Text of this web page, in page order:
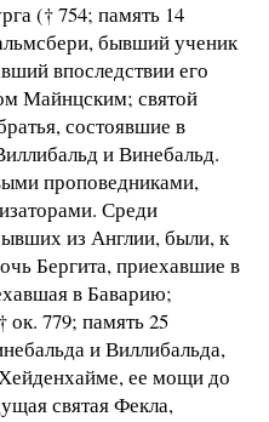
(† 754; память 14
бывший ученик
впоследствии его
Майнцским; святой
состоявшие в
и Винебальд.
проповедниками,
Среди
из Англии, были, к
Бергита, приехавшие в
в Баварию;
ок. 779; память 25
и Виллибальда,
ее мощи до
святая Фекла,